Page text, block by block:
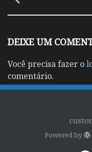
DEIXE UM
Você precisa fazer o
comentário.
Powered by